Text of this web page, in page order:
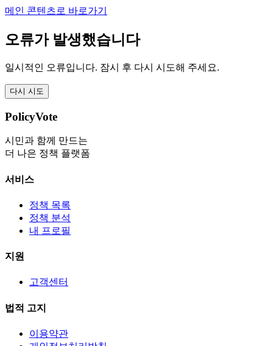
메인 콘텐츠로 바로가기
오류가 발생했습니다
일시적인 오류입니다. 잠시 후 다시 시도해 주세요.
다시 시도
PolicyVote
시민과 함께 만드는
더 나은 정책 플랫폼
서비스
정책 목록
정책 분석
내 프로필
지원
고객센터
법적 고지
이용약관